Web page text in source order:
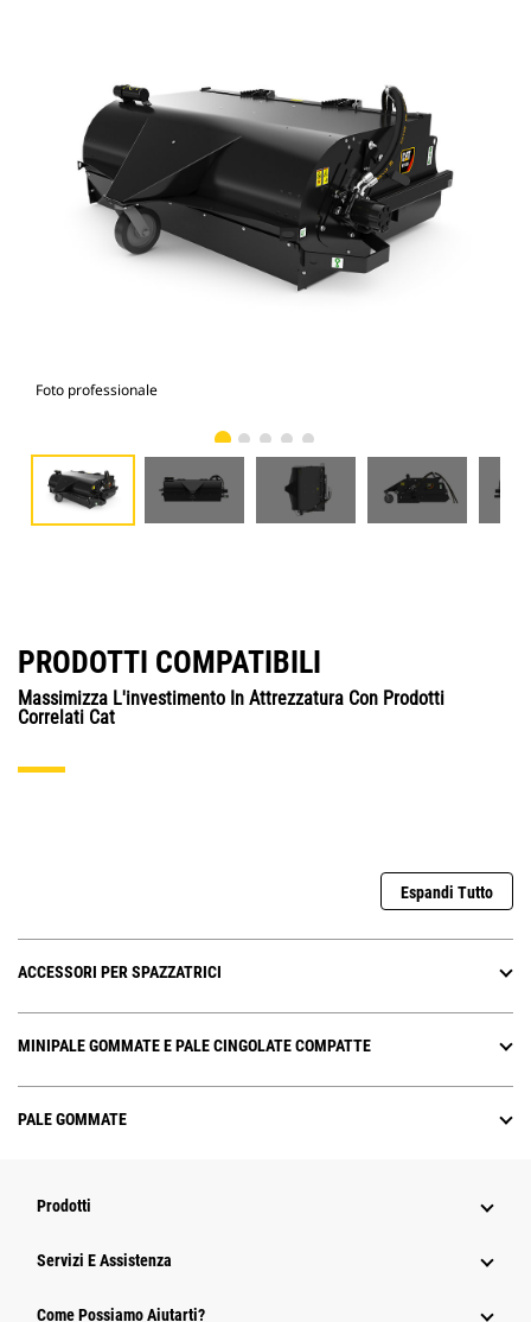
Foto professionale
PRODOTTI COMPATIBILI
Massimizza L'investimento In Attrezzatura Con Prodotti
Correlati Cat
Espandi Tutto
ACCESSORI PER SPAZZATRICI
MINIPALE GOMMATE E PALE CINGOLATE COMPATTE
PALE GOMMATE
Prodotti
Servizi E Assistenza
Come Possiamo Aiutarti?